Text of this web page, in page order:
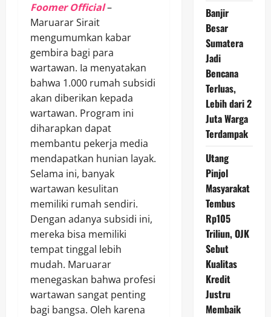
Foomer Official–
Maruarar Sirait
mengumumkan kabar
gembira bagi para
wartawan. Ia menyatakan
bahwa 1.000 rumah subsidi
akan diberikan kepada
wartawan. Program ini
diharapkan dapat
membantu pekerja media
mendapatkan hunian layak.
Selama ini, banyak
wartawan kesulitan
memiliki rumah sendiri.
Dengan adanya subsidi ini,
mereka bisa memiliki
tempat tinggal lebih
mudah. Maruarar
menegaskan bahwa profesi
wartawan sangat penting
bagi bangsa. Oleh karena
Banjir
Besar
Sumatera
Jadi
Bencana
Terluas,
Lebih dari 2
Juta Warga
Terdampak
Utang
Pinjol
Masyarakat
Tembus
Rp105
Triliun, OJK
Sebut
Kualitas
Kredit
Justru
Membaik